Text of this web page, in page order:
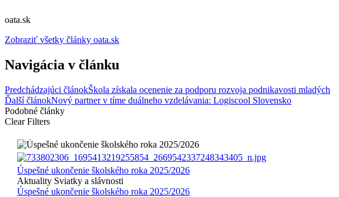
oata.sk
Zobraziť všetky články oata.sk
Navigácia v článku
Predchádzajúci článokŠkola získala ocenenie za podporu rozvoja podnikavosti mladých
Ďalší článokNový partner v tíme duálneho vzdelávania: Logiscool Slovensko
Podobné články
Clear Filters
Úspešné ukončenie školského roka 2025/2026
Aktuality Sviatky a slávnosti
Úspešné ukončenie školského roka 2025/2026